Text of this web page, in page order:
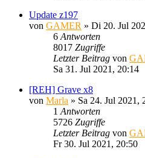
Update z197
von GAMER » Di 20. Jul
6 Antworten
8017 Zugriffe
Letzter Beitrag von
Sa 31. Jul 2021, 20:14
[REH] Grave x8
von Marla » Sa 24. Jul 2021,
1 Antworten
5726 Zugriffe
Letzter Beitrag von
Fr 30. Jul 2021, 20:50